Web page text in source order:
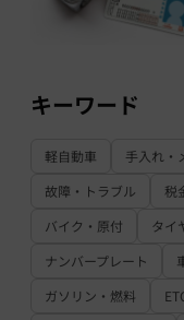
キーワード
軽自動車 手入れ・
故障・トラブル
税
バイク・原付
タイ
ナンバープレート
ガソリン・燃料